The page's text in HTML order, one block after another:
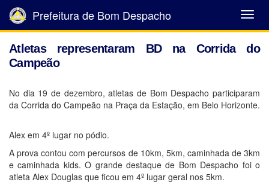
Abrir
Menu
Prefeitura de Bom Despacho
Atletas representaram BD na Corrida do
Campeão
No dia 19 de dezembro, atletas de Bom Despacho participaram
da Corrida do Campeão na Praça da Estação, em Belo Horizonte.
Alex em 4º lugar no pódio.
A prova contou com percursos de 10km, 5km, caminhada de 3km
e caminhada kids. O grande destaque de Bom Despacho foi o
atleta Alex Douglas que ficou em 4º lugar geral nos 5km.